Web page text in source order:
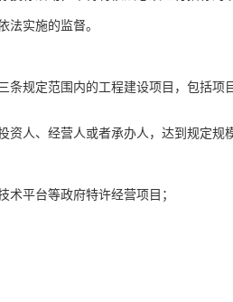
实施的监督。
定范围内的工程建设项目，包括项
、经营人或者承办人，达到规定规模
平台等政府特许经营项目；